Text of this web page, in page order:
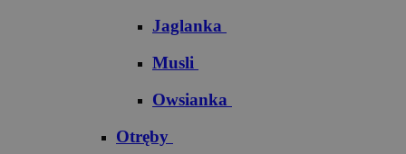
Jaglanka
Musli
Owsianka
Otręby